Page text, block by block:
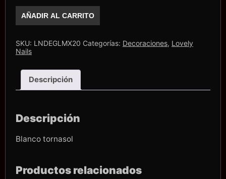
Mix
Lovely
#20
cantidad
AÑADIR AL CARRITO
SKU: LNDEGLMX20 Categorías: Decoraciones, Lovely
Nails
Descripción
Descripción
Blanco tornasol
Productos relacionados